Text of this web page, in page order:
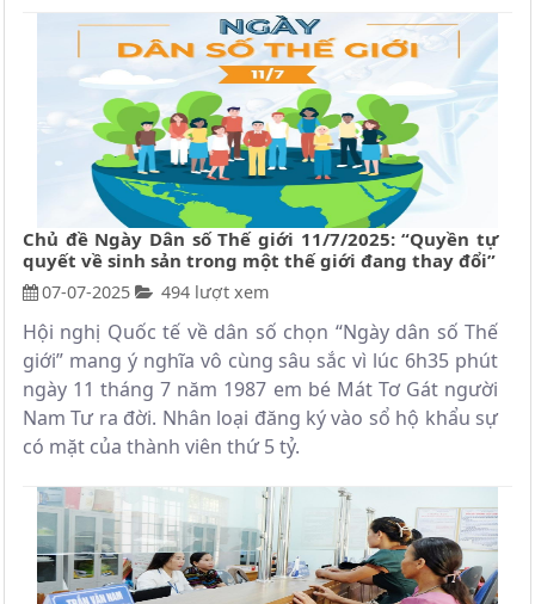
Chủ đề Ngày Dân số Thế giới 11/7/2025: “Quyền tự
quyết về sinh sản trong một thế giới đang thay đổi”
07-07-2025 494 lượt xem
Hội nghị Quốc tế về dân số chọn “Ngày dân số Thế
giới” mang ý nghĩa vô cùng sâu sắc vì lúc 6h35 phút
ngày 11 tháng 7 năm 1987 em bé Mát Tơ Gát người
Nam Tư ra đời. Nhân loại đăng ký vào sổ hộ khẩu sự
có mặt của thành viên thứ 5 tỷ.